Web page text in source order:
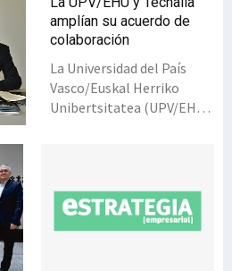
amplían su acuerdo de
colaboración
La Universidad del País
Vasco/Euskal Herriko
Unibertsitatea (UPV/EHU)
suscrito un nuevo convenio
marco de colaboración
para estrechar las